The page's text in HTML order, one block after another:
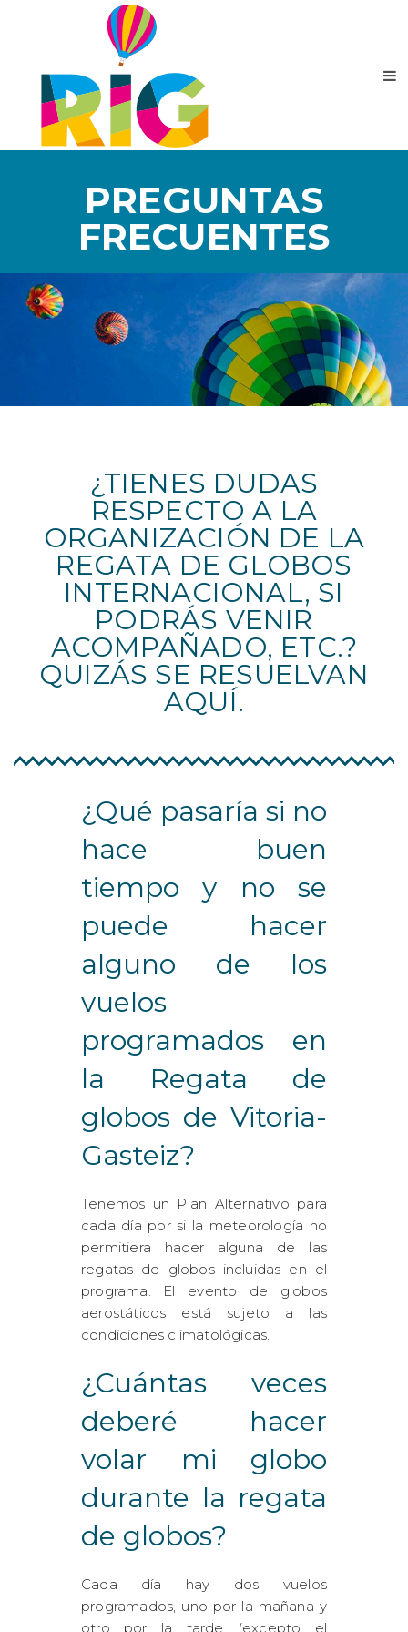
PREGUNTAS
FRECUENTES
¿TIENES DUDAS
RESPECTO A LA
ORGANIZACIÓN DE LA
REGATA DE GLOBOS
INTERNACIONAL, SI
PODRÁS VENIR
ACOMPAÑADO, ETC.?
QUIZÁS SE RESUELVAN
AQUÍ.
¿Qué pasaría si no
hace buen
tiempo y no se
puede hacer
alguno de los
vuelos
programados en
la Regata de
globos de Vitoria-
Gasteiz?
Tenemos un Plan Alternativo para
cada día por si la meteorología no
permitiera hacer alguna de las
regatas de globos incluidas en el
programa. El evento de globos
aerostáticos está sujeto a las
condiciones climatológicas.
¿Cuántas veces
deberé hacer
volar mi globo
durante la regata
de globos?
Cada día hay dos vuelos
programados, uno por la mañana y
otro por la tarde (excepto el